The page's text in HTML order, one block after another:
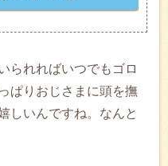
られればいつでもゴロ
ぱりおじさまに頭を撫
しいんですね。なんと